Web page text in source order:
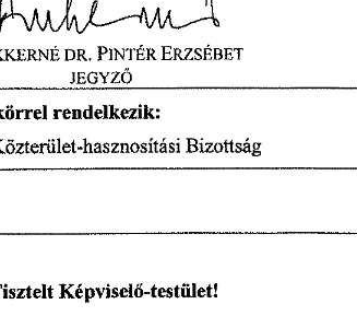
DR. PINTÉR ERZSÉBET
JEGYZŐ
rendelkezik:
hasznosítási Bizottság
Képviselő-testület!